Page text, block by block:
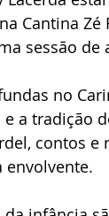
Cantina
sessão de
no
a tradição
contos e
envolvente.